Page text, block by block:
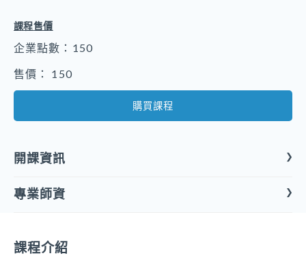
課程售價
企業點數：150
售價： 150
購買課程
開課資訊
開課屬性
專業師資
課程介紹